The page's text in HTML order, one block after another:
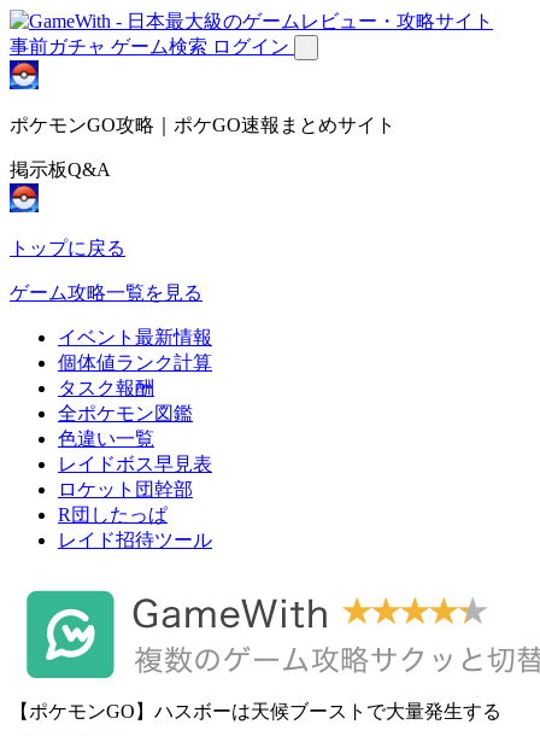
事前ガチャ ゲーム検索 ログイン
ポケモンGO攻略｜ポケGO速報まとめサイト
掲示板Q&A
トップに戻る
ゲーム攻略一覧を見る
イベント最新情報
個体値ランク計算
タスク報酬
全ポケモン図鑑
色違い一覧
レイドボス早見表
ロケット団幹部
R団したっぱ
レイド招待ツール
【ポケモンGO】ハスボーは天候ブーストで大量発生する